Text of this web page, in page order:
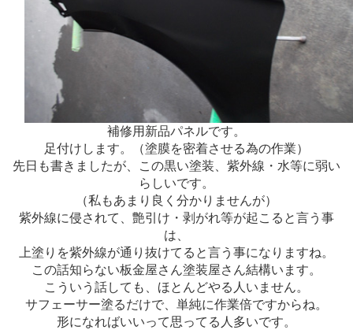
補修用新品パネルです。
足付けします。（塗膜を密着させる為の作業）
先日も書きましたが、この黒い塗装、紫外線・水等に弱い
らしいです。
（私もあまり良く分かりませんが）
紫外線に侵されて、艶引け・剥がれ等が起こると言う事
は、
上塗りを紫外線が通り抜けてると言う事になりますね。
この話知らない板金屋さん塗装屋さん結構います。
こういう話しても、ほとんどやる人いません。
サフェーサー塗るだけで、単純に作業倍ですからね。
形になればいいって思ってる人多いです。